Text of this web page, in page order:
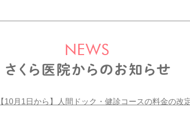
【10月1日から】人間ドック・健診コースの料金の改